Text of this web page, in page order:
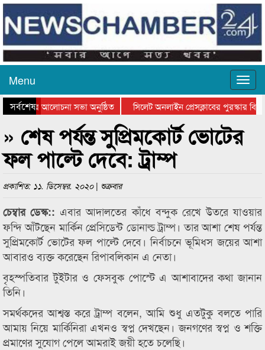
Menu
সর্বশেষ
দিবসের আলোচনা সভা অনুষ্ঠিত
সিলেট অনলাইন প্রেসক্লাবের পুরস্কার
সভা ও সম্মাননা প্রদান
কানাইঘাটের কিশোর আহাদের খুনি
» শেষ পর্যন্ত সুপ্রিমকোর্ট ভোটের
ফল পাল্টে দেবে: ট্রাম্প
প্রকাশিত: ১১. ডিসেম্বর. ২০২০ | শুক্রবার
চেম্বার ডেস্ক:: এবার আদালতের কাঁধে বন্দুক রেখে উতরে যাওয়ার
ফন্দি আঁটছেন মার্কিন প্রেসিডেন্ট ডোনাল্ড ট্রাম্প। তার আশা শেষ পর্যন্ত
সুপ্রিমকোর্ট ভোটের ফল পাল্টে দেবে। নির্বাচনে ভূমিধস জয়ের আশা
আবারও ব্যক্ত করেছেন রিপাবলিকান এ নেতা।
বৃহস্পতিবার টুইটার ও ফেসবুক পোস্টে এ আশাবাদের কথা জানান
তিনি।
সমর্থকদের আশ্বস্ত করে ট্রাম্প বলেন, আমি শুধু এতটুকু বলতে পারি
আমায় নিয়ে মার্কিনিরা এখনও স্বপ্ন দেখছেন। জনগণের স্বপ্ন ও শক্তি
প্রমাণের সুযোগ পেলে আমরাই জয়ী হতে চলেছি।